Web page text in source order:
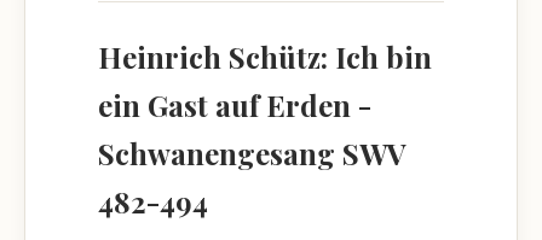
Heinrich Schütz: Ich bin
ein Gast auf Erden -
Schwanengesang SWV
482-494